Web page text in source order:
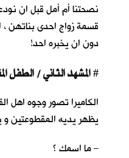
نصحتنا أم أمل قبل ان
قسمة زواج احدى بناتهن
دون ان يخبره احد!
# المشهد الثاني / الطفل
الكاميرا تصور وجوه اهل
يظهر يديه المقطوعتين
– ما اسمك ؟